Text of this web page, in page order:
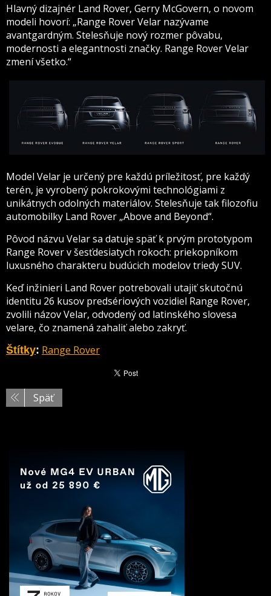
Hlavný dizajnér Land Rover, Gerry McGovern, o novom
modeli hovorí: „Range Rover Velar nazývame
avantgardným. Stelesňuje nový rozmer pôvabu,
modernosti a elegantnosti značky. Range Rover Velar
zmení všetko.“
Model Velar je určený pre každú príležitosť, pre každý
terén, je vyrobený pokrokovými technológiami z
unikátnych odolných materiálov. Stelesňuje tak filozofiu
automobilky Land Rover „Above and Beyond“.
Pôvod názvu Velar sa datuje späť k prvým prototypom
Range Rover v šesťdesiatych rokoch: priekopníkom
luxusného charakteru budúcich modelov triedy SUV.
Keď inžinieri Land Rover potrebovali utajiť skutočnú
identitu 26 kusov predsériových vozidiel Range Rover,
zvolili názov Velar, odvodený od latinského slovesa
velare, čo znamená zahaliť alebo zakryť.
Štítky: Range Rover
Späť